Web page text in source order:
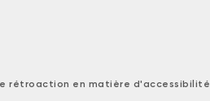
rétroaction en matière d'accessibilité